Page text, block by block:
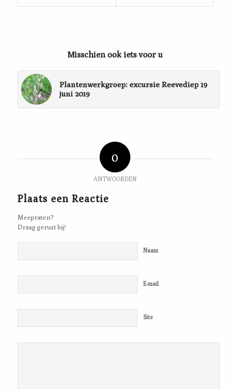
Misschien ook iets voor u
Plantenwerkgroep: excursie Reevediep 19
juni 2019
0
ANTWOORDEN
Plaats een Reactie
Meepraten?
Draag gerust bij!
Naam
E-mail
Site